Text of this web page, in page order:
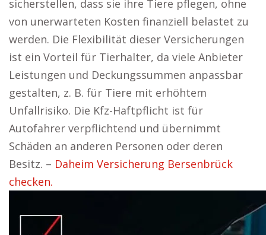
sicherstellen, dass sie ihre Tiere pflegen, ohne
von unerwarteten Kosten finanziell belastet zu
werden. Die Flexibilität dieser Versicherungen
ist ein Vorteil für Tierhalter, da viele Anbieter
Leistungen und Deckungssummen anpassbar
gestalten, z. B. für Tiere mit erhöhtem
Unfallrisiko. Die Kfz-Haftpflicht ist für
Autofahrer verpflichtend und übernimmt
Schäden an anderen Personen oder deren
Besitz. – Daheim Versicherung Bersenbrück
checken.